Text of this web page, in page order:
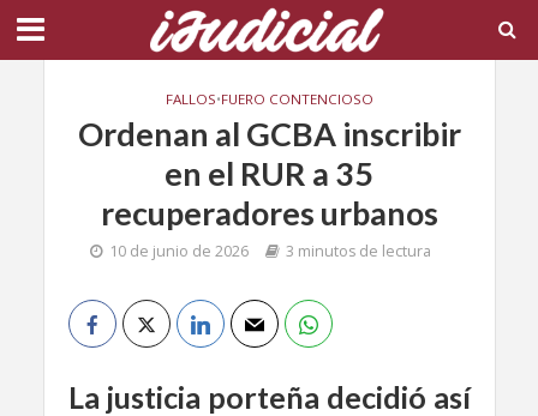
FALLOS•FUERO CONTENCIOSO
Ordenan al GCBA inscribir
en el RUR a 35
recuperadores urbanos
10 de junio de 2026 3 minutos de lectura
La justicia porteña decidió así